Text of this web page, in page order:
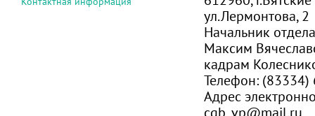
ул.Лермонтова, 2
Начальник
Максим
кадрам
Телефон: (83334)
Адрес
cgb_vp@mail.ru